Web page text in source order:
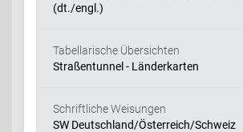
(dt./engl.)
Tabellarische Übersichten
Straßentunnel - Länderkarten
Schriftliche Weisungen
SW Deutschland/Österreich/Schweiz